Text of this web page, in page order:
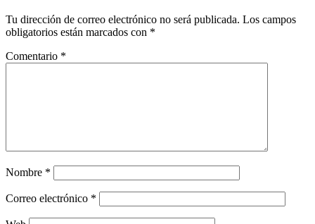
Tu dirección de correo electrónico no será publicada. Los campos
obligatorios están marcados con *
Comentario *
Nombre *
Correo electrónico *